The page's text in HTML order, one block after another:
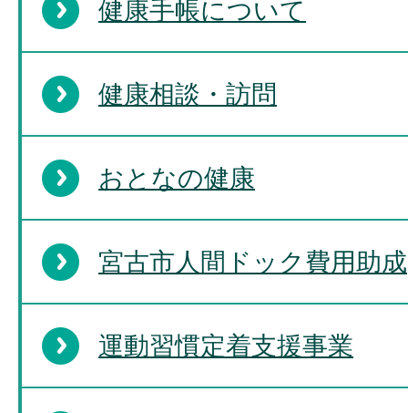
健康手帳について
健康相談・訪問
おとなの健康
宮古市人間ドック費用助成
運動習慣定着支援事業